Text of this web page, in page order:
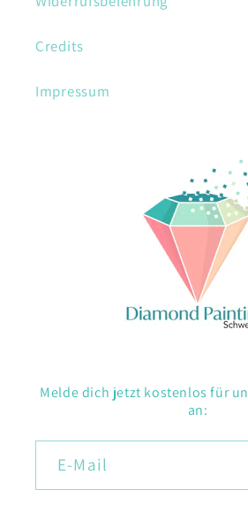
Credits
Impressum
Melde dich jetzt kostenlos für
an:
E-Mail